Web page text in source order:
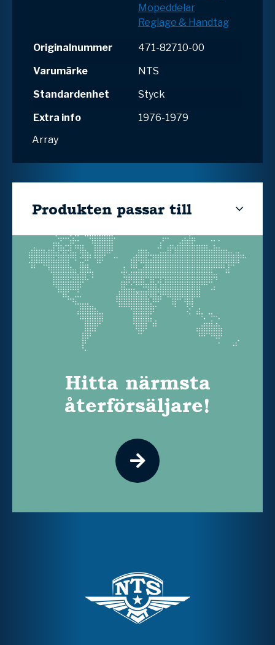
Mopeddelar
Reglage & Handtag
Originalnummer
471-82710-00
Varumärke
NTS
Standardenhet
Styck
Extra info
1976-1979
Array
Produkten passar till
Hitta närmsta
återförsäljare!